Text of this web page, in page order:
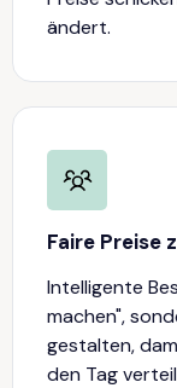
ändert.
Faire Preise
Intelligente
machen",
gestalten,
den Tag